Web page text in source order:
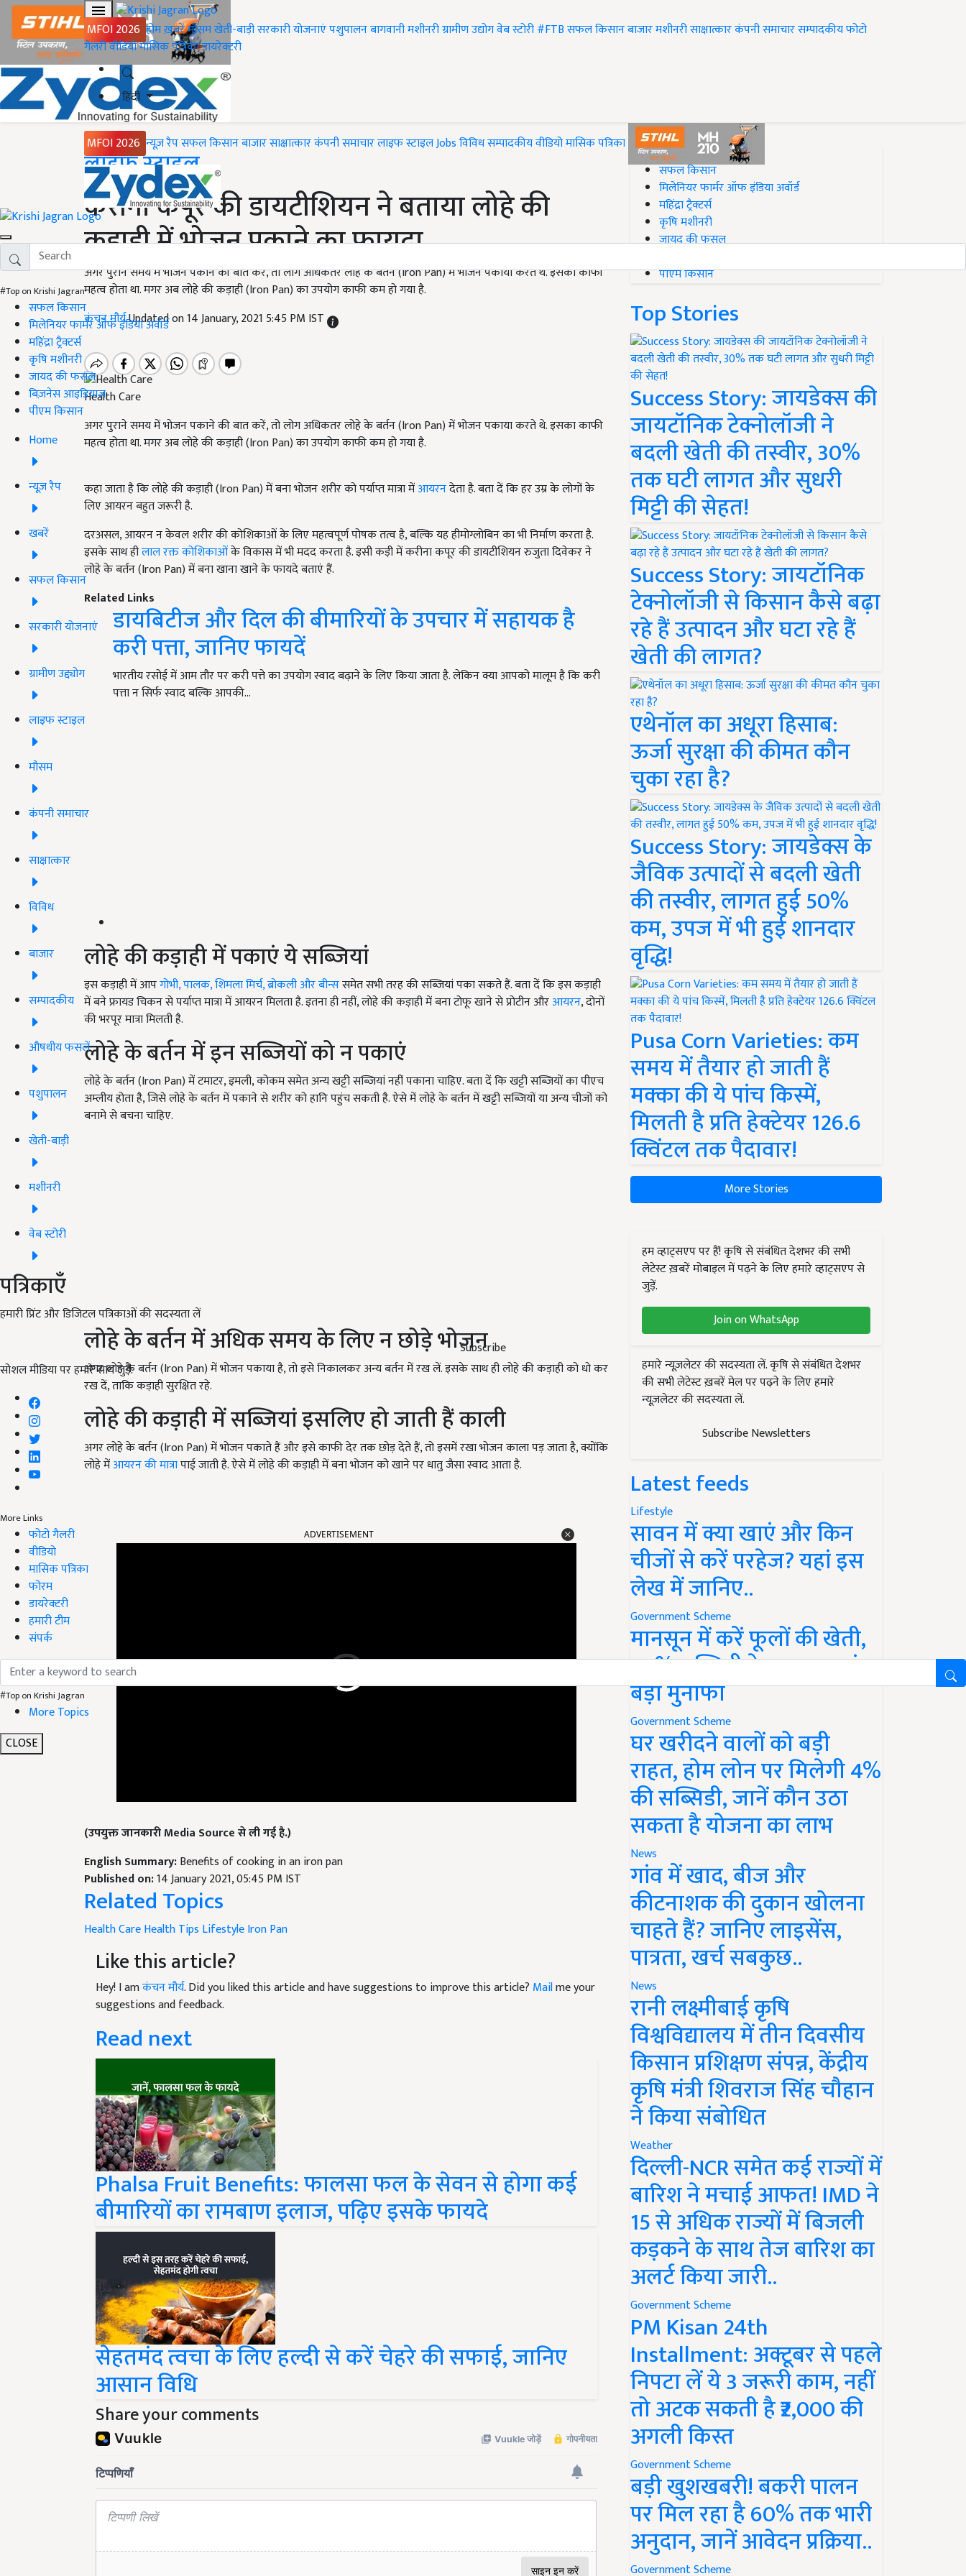
MFOI 2026 होमख़बरेंमौसमखेती-बाड़ीसरकारी योजनाएंपशुपालनबागवानीमशीनरीग्रामीण उद्योगवेब स्टोरी#FTBसफल किसानबाजारमशीनरीसाक्षात्कारकंपनी समाचारसम्पादकीयफोटो
गैलरीवीडियोमासिक पत्रिकाडायरेक्टरी
हिंदी
MFOI 2026 न्यूज़ रैपसफल किसानबाजारसाक्षात्कारकंपनी समाचारलाइफ स्टाइलJobsविविधसम्पादकीयवीडियोमासिक पत्रिका
#Top on Krishi Jagran
सफल किसान
मिलेनियर फार्मर ऑफ इंडिया अवॉर्ड
महिंद्रा ट्रैक्टर्स
कृषि मशीनरी
जायद की फसल
बिज़नेस आइडियाज
पीएम किसान
Home
न्यूज़ रैप
खबरें
सफल किसान
सरकारी योजनाएं
ग्रामीण उद्द्योग
लाइफ स्टाइल
मौसम
कंपनी समाचार
साक्षात्कार
विविध
बाजार
सम्पादकीय
औषधीय फसलें
पशुपालन
खेती-बाड़ी
मशीनरी
वेब स्टोरी
पत्रिकाएँ
हमारी प्रिंट और डिजिटल पत्रिकाओं की सदस्यता लें
Subscribe
सोशल मीडिया पर हमारे साथ जुड़ें:
More Links
फोटो गैलरी
वीडियो
मासिक पत्रिका
फोरम
डायरेक्टरी
हमारी टीम
संपर्क
#Top on Krishi Jagran
More Topics
CLOSE
Home
लाइफ स्टाइल
करीना कपूर की डायटीशियन ने बताया लोहे की
कड़ाही में भोजन पकाने का फायदा
अगर पुराने समय में भोजन पकाने की बात करें, तो लोग अधिकतर लोहे के बर्तन (Iron Pan) में भोजन पकाया करते थे. इसका काफी
महत्व होता था. मगर अब लोहे की कड़ाही (Iron Pan) का उपयोग काफी कम हो गया है.
कंचन मौर्यUpdated on 14 January, 2021 5:45 PM IST
Health Care
अगर पुराने समय में भोजन पकाने की बात करें, तो लोग अधिकतर लोहे के बर्तन (Iron Pan) में भोजन पकाया करते थे. इसका काफी
महत्व होता था. मगर अब लोहे की कड़ाही (Iron Pan) का उपयोग काफी कम हो गया है.
कहा जाता है कि लोहे की कड़ाही (Iron Pan) में बना भोजन शरीर को पर्याप्त मात्रा मेंआयरनदेता है. बता दें कि हर उम्र के लोगों के
लिए आयरन बहुत जरूरी है.
दरअसल, आयरन न केवल शरीर की कोशिकाओं के लिए महत्वपूर्ण पोषक तत्व है, बल्कि यह हीमोग्लोबिन का भी निर्माण करता है.
इसके साथ हीलाल रक्त कोशिकाओंके विकास में भी मदद करता है. इसी कड़ी में करीना कपूर की डायटीशियन रुजुता दिवेकर ने
लोहे के बर्तन (Iron Pan) में बना खाना खाने के फायदे बताएं हैं.
Related Links
डायबिटीज और दिल की बीमारियों के उपचार में सहायक है
करी पत्ता, जानिए फायदें
भारतीय रसोई में आम तौर पर करी पत्ते का उपयोग स्वाद बढ़ाने के लिए किया जाता है. लेकिन क्या आपको मालूम है कि करी
पत्ता न सिर्फ स्वाद बल्कि आपकी…
लोहे की कड़ाही में पकाएं ये सब्जियां
इस कड़ाही में आपगोभी, पालक, शिमला मिर्च, ब्रोकली और बीन्ससमेत सभी तरह की सब्जियां पका सकते हैं. बता दें कि इस कड़ाही
में बने फ्रायड चिकन से पर्याप्त मात्रा में आयरन मिलता है. इतना ही नहीं, लोहे की कड़ाही में बना टोफू खाने से प्रोटीन औरआयरन, दोनों
की भरपूर मात्रा मिलती है.
लोहे के बर्तन में इन सब्जियों को न पकाएं
लोहे के बर्तन (Iron Pan) में टमाटर, इमली, कोकम समेत अन्य खट्टी सब्जियां नहीं पकाना चाहिए. बता दें कि खट्टी सब्जियों का पीएच
अम्लीय होता है, जिसे लोहे के बर्तन में पकाने से शरीर को हानि पहुंच सकती है. ऐसे में लोहे के बर्तन में खट्टी सब्जियों या अन्य चीजों को
बनामे से बचना चाहिए.
लोहे के बर्तन में अधिक समय के लिए न छोड़े भोजन
अगर लोहे के बर्तन (Iron Pan) में भोजन पकाया है, तो इसे निकालकर अन्य बर्तन में रख लें. इसके साथ ही लोहे की कड़ाही को धो कर
रख दें, ताकि कड़ाही सुरक्षित रहे.
लोहे की कड़ाही में सब्जियां इसलिए हो जाती हैं काली
अगर लोहे के बर्तन (Iron Pan) में भोजन पकाते हैं और इसे काफी देर तक छोड़ देते हैं, तो इसमें रखा भोजन काला पड़ जाता है, क्योंकि
लोहे मेंआयरन की मात्रापाई जाती है. ऐसे में लोहे की कड़ाही में बना भोजन को खाने पर धातु जैसा स्वाद आता है.
English Summary:
Benefits of cooking in an iron pan
Published on:14 January 2021, 05:45 PM IST
Related Topics
Health Care Health Tips Lifestyle
Like this article?
Hey! I amकंचन मौर्य. Did you liked this article and have suggestions to improve this article?
suggestions and feedback.
Read next
Phalsa Fruit Benefits: फालसा फल के सेवन से होगा कई
बीमारियों का रामबाण इलाज, पढ़िए इसके फायदे
सेहतमंद त्वचा के लिए हल्दी से करें चेहरे की सफाई, जानिए
आसान विधि
Share your comments
#Top on Krishi Jagran
सफल किसान
मिलेनियर फार्मर ऑफ इंडिया अवॉर्ड
महिंद्रा ट्रैक्टर्स
कृषि मशीनरी
जायद की फसल
पीएम किसान
Top Stories
Success Story: जायडेक्स की
जायटॉनिक टेक्नोलॉजी ने
बदली खेती की तस्वीर, 30%
तक घटी लागत और सुधरी
मिट्टी की सेहत!
Success Story: जायटॉनिक
टेक्नोलॉजी से किसान कैसे बढ़ा
रहे हैं उत्पादन और घटा रहे हैं
खेती की लागत?
एथेनॉल का अधूरा हिसाब:
ऊर्जा सुरक्षा की कीमत कौन
चुका रहा है?
Success Story: जायडेक्स के
जैविक उत्पादों से बदली खेती
की तस्वीर, लागत हुई 50%
कम, उपज में भी हुई शानदार
वृद्धि!
Pusa Corn Varieties: कम
समय में तैयार हो जाती हैं
मक्का की ये पांच किस्में,
मिलती है प्रति हेक्टेयर 126.6
क्विंटल तक पैदावार!
More Stories
हम व्हाट्सएप पर हैं! कृषि से संबंधित देशभर की सभी
लेटेस्ट ख़बरें मोबाइल में पढ़ने के लिए हमारे व्हाट्सएप से
जुड़ें.
Join on WhatsApp
हमारे न्यूज़लेटर की सदस्यता लें. कृषि से संबंधित देशभर
की सभी लेटेस्ट ख़बरें मेल पर पढ़ने के लिए हमारे
न्यूज़लेटर की सदस्यता लें.
Subscribe Newsletters
Latest feeds
Lifestyle
सावन में क्या खाएं और किन
चीजों से करें परहेज? यहां इस
लेख में जानिए..
Government Scheme
मानसून में करें फूलों की खेती,
50% सब्सिडी के साथ कमाएं
बड़ा मुनाफा
Government Scheme
घर खरीदने वालों को बड़ी
राहत, होम लोन पर मिलेगी 4%
की सब्सिडी, जानें कौन उठा
सकता है योजना का लाभ
News
गांव में खाद, बीज और
कीटनाशक की दुकान खोलना
चाहते हैं? जानिए लाइसेंस,
पात्रता, खर्च सबकुछ..
News
रानी लक्ष्मीबाई कृषि
विश्वविद्यालय में तीन दिवसीय
किसान प्रशिक्षण संपन्न, केंद्रीय
कृषि मंत्री शिवराज सिंह चौहान
ने किया संबोधित
Weather
दिल्ली-NCR समेत कई राज्यों में
बारिश ने मचाई आफत! IMD ने
15 से अधिक राज्यों में बिजली
कड़कने के साथ तेज बारिश का
अलर्ट किया जारी..
Government Scheme
PM Kisan 24th
Installment: अक्टूबर से पहले
निपटा लें ये 3 जरूरी काम, नहीं
तो अटक सकती है ₹2,000 की
अगली किस्त
Government Scheme
बड़ी खुशखबरी! बकरी पालन
पर मिल रहा है 60% तक भारी
अनुदान, जानें आवेदन प्रक्रिया..
Government Scheme